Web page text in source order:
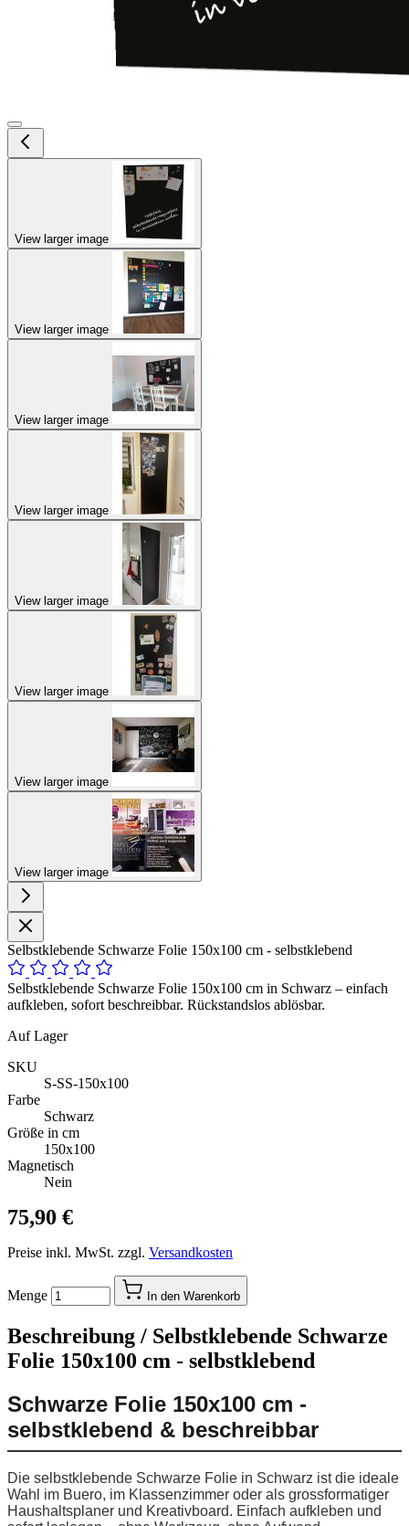
View larger image
View larger image
View larger image
View larger image
View larger image
View larger image
View larger image
View larger image
Selbstklebende Schwarze Folie 150x100 cm - selbstklebend
Selbstklebende Schwarze Folie 150x100 cm in Schwarz – einfach
aufkleben, sofort beschreibbar. Rückstandslos ablösbar.
Auf Lager
SKU
S-SS-150x100
Farbe
Schwarz
Größe in cm
150x100
Magnetisch
Nein
75,90 €
Preise inkl. MwSt. zzgl. Versandkosten
Menge In den Warenkorb
Beschreibung / Selbstklebende Schwarze
Folie 150x100 cm - selbstklebend
Schwarze Folie 150x100 cm -
selbstklebend & beschreibbar
Die selbstklebende Schwarze Folie in Schwarz ist die ideale
Wahl im Buero, im Klassenzimmer oder als grossformatiger
Haushaltsplaner und Kreativboard. Einfach aufkleben und